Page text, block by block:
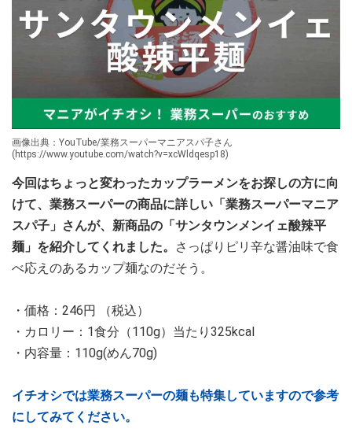
画像出典：YouTube/業務スーパーマニアスパ子さん
(https://www.youtube.com/watch?v=xcWldqesp18)
今回はちょっと変わったカップラーメンをお探しの方に向
けて、業務スーパーの商品に詳しい「業務スーパーマニア
スパ子」さんが、新商品の「サンタウンメンイェ酸辣平
麺」を紹介してくれました。
さっぱりピリ辛な醤油味で食
べ応えのあるカップ麺なのだそう。
・価格：246円 （税込）
・カロリー：1食分（110g）当たり325kcal
・内容量：110g(めん70g)
イチオシでは業務スーパーの麺も特集していますので参考
にしてみてください。